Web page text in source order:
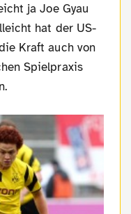
ja Joe Gyau
hat der US-
Kraft auch von
Spielpraxis